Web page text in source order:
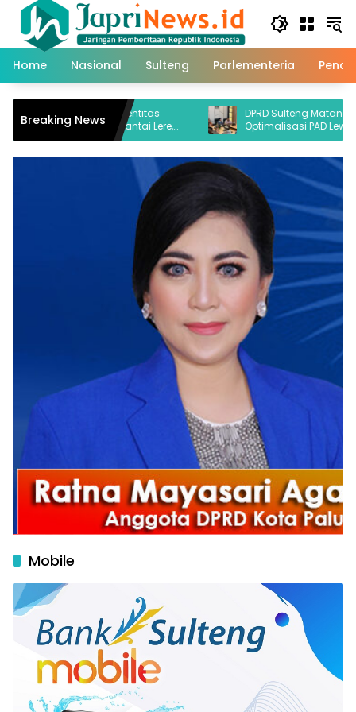
content
Home
Nasional Sulteng Parlementeria
Breaking News
Tanpa Identitas
di Pantai Lere,
Dua Ekor Buaya
DPRD Sulteng Matangkan
Optimalisasi PAD Lewat
Hilirisasi dan Tata Kelola SDA
Mobile